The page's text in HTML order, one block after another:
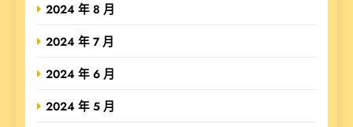
2024 年 8 月
2024 年 7 月
2024 年 6 月
2024 年 5 月